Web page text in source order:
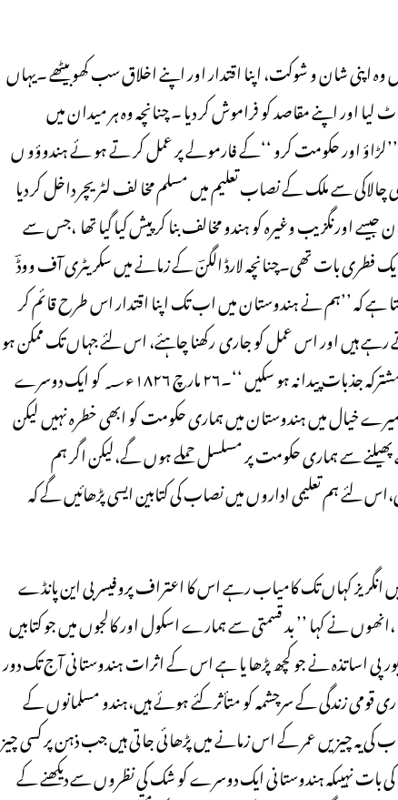
شان و شوکت، اپنا اقتدار اور اپنے اخلاق سب کھو بیٹھے ۔یہاں
اور اپنے مقاصد کو فراموش کر دیا ۔ چنانچہ وہ ہر میدان میں
اور حکومت کرو ‘‘کے فارمولے پر عمل کر تے ہو ئے ہندوؤو ں
سے ملک کے نصاب تعلیم میں مسلم مخا لف لٹریچر داخل کر دیا
جیسے اورنگزیب وغیرہ کو ہندو مخالف بنا کر پیش کیا گیا تھا ،جس سے
فطری بات تھی۔چنانچہ لارڈ الگنؔ کے زمانے میں سکریٹری آف ووڈؔ
میں لکھا جس میں وہ کہتا ہے کہ ’’ہم نے ہندوستان میں اب تک اپنا اقتدار اس طرح قائم کر
ہیں اور اس عمل کو جاری رکھنا چاہئے، اس لئے جہاں تک ممکن ہو
اس بات کی پوری کوشش کرتے رہنا چاہئے کہ یہاں کے لوگوں میں مشترکہ جذبات پیدا نہ ہو سکیں ‘‘۔۲۶ مارچ ۱۸۲۶ء؁ کو ایک دوسرے
خیال میں ہندوستان میں ہماری حکومت کو ابھی خطرہ نہیں لیکن
پھیلنے سے ہماری حکومت پر مسلسل حملے ہوں گے،لیکن اگر ہم
لئے ہم تعلیمی اداروں میں نصاب کی کتابین ایسی پڑھائیں گے کہ
کہاں تک کامیاب رہے اس کا اعتراف پروفیسر بی این پانڈے
میں کیا ،انھوں نے کہا ’’ بد قسمتی سے ہمارے اسکول اور کالجوں میں جو کتابیں
یورپی اساتذہ نے جو کچھ پڑھا یا ہے اس کے اثرات ہندوستانی آج تک دور
قومی زندگی کے سرچشمہ کو متأثر کئے ہوئے ہیں،ہندو مسلمانوں کے
کی یہ چیزیں عمر کے اس زمانے میں پڑھائی جاتی ہیں جب ذہن پر کسی چیز
کی بات نہیںکہ ہندوستانی ایک دوسرے کو شک کی نظروں سے دیکھنے کے